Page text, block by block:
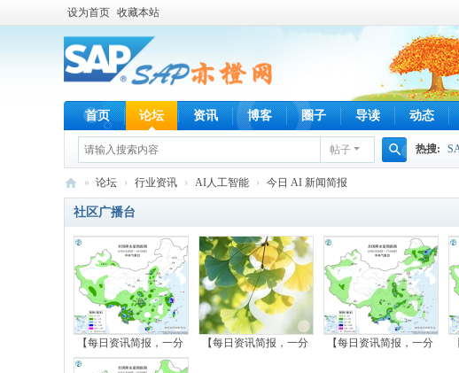
设为首页 收藏本站
首页 论坛 资讯 博客 圈子 导读 动态
帖子
索
热搜:
S
A
网
» 论坛 › 行业资讯 › AI人工智能 › 今日 AI 新闻简报
社区广播台
【每日资讯简报，一分 【每日资讯简报，一分 【每日资讯简报，一分